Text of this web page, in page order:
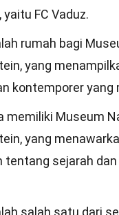
yaitu FC Vaduz.
rumah bagi
yang
kontemporer yang
memiliki Museum
yang
tentang sejarah dan
salah satu dari